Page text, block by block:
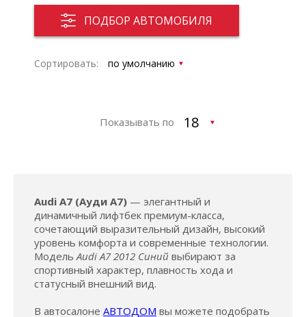
ПОДБОР АВТОМОБИЛЯ
Сортировать:
Показывать по
Audi A7 (Ауди А7) — элегантный и
динамичный лифтбек премиум-класса,
сочетающий выразительный дизайн, высокий
уровень комфорта и современные технологии.
МодельAudi A7 2012 Синий выбирают за
спортивный характер, плавность хода и
статусный внешний вид.
В автосалоне АВТОДОМ вы можете подобрать